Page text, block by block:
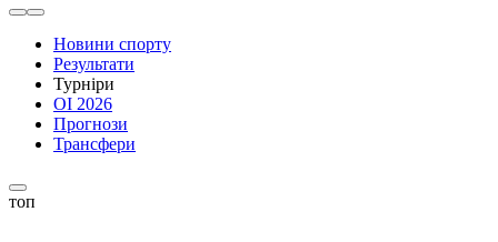
Новини спорту
Результати
Турніри
ОІ 2026
Прогнози
Трансфери
топ